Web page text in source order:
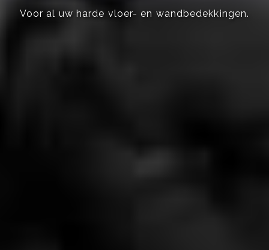
Voor al uw harde vloer- en wandbedekkingen.